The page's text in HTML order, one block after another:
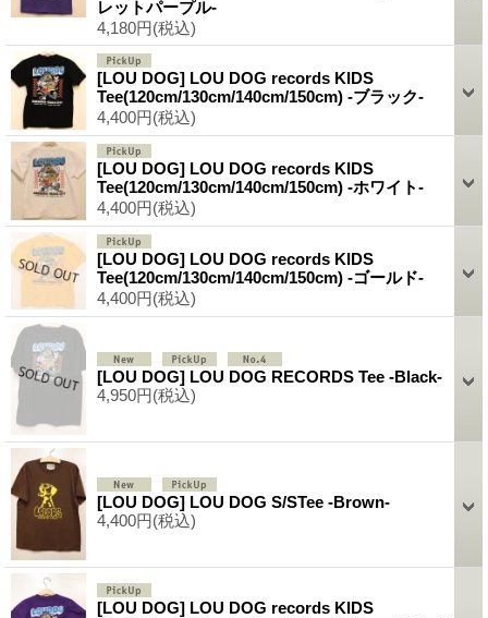
レットパープル-
4,180円(税込)
[LOU DOG] LOU DOG records KIDS
Tee(120cm/130cm/140cm/150cm) -ブラック-
4,400円(税込)
[LOU DOG] LOU DOG records KIDS
Tee(120cm/130cm/140cm/150cm) -ホワイト-
4,400円(税込)
[LOU DOG] LOU DOG records KIDS
Tee(120cm/130cm/140cm/150cm) -ゴールド-
4,400円(税込)
[LOU DOG] LOU DOG RECORDS Tee -Black-
4,950円(税込)
[LOU DOG] LOU DOG S/STee -Brown-
4,400円(税込)
[LOU DOG] LOU DOG records KIDS